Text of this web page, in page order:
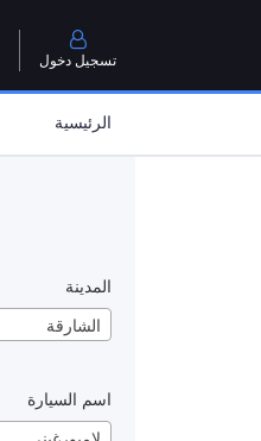
تسجيل دخول
الرئيسية
المدينة
الشارقة
اسم السيارة